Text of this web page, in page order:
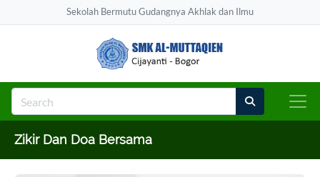
Sekolah Bermutu Gudangnya Akhlak dan Ilmu
Zikir Dan Doa Bersama